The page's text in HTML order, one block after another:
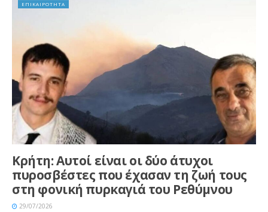
ΕΠΙΚΑΙΡΟΤΗΤΑ
Κρήτη: Αυτοί είναι οι δύο άτυχοι
πυροσβέστες που έχασαν τη ζωή τους
στη φονική πυρκαγιά του Ρεθύμνου
29/07/2026